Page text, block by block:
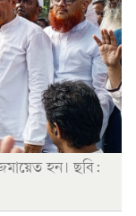
হন। ছবি: